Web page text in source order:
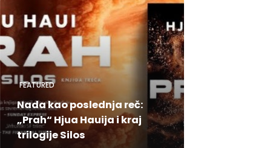
FEATURED
Nada kao poslednja reč:
„Prah“ Hjua Hauija i kraj
trilogije Silos